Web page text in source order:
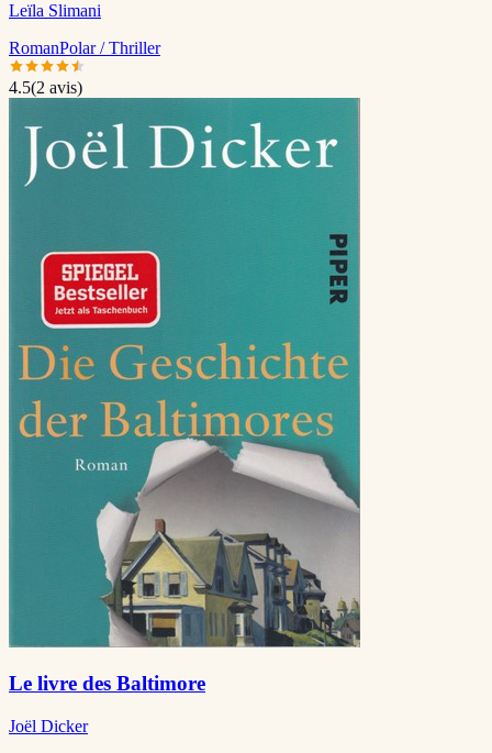
Leïla Slimani
RomanPolar / Thriller
4.5(2 avis)
Le livre des Baltimore
Joël Dicker